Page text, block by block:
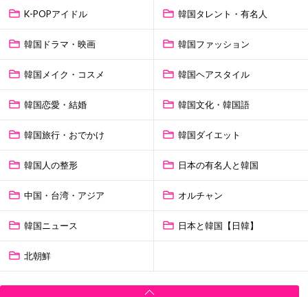
K-POPアイドル 韓国タレント・有名人
韓国ドラマ・映画 韓国ファッション
韓国メイク・コスメ 韓国ヘアスタイル
韓国恋愛・結婚 韓国文化・韓国語
韓国旅行・おでかけ 韓国ダイエット
韓国人の整形 日本の有名人と韓国
中国・台湾・アジア オルチャン
韓国ニュース 日本と韓国【日韓】
北朝鮮